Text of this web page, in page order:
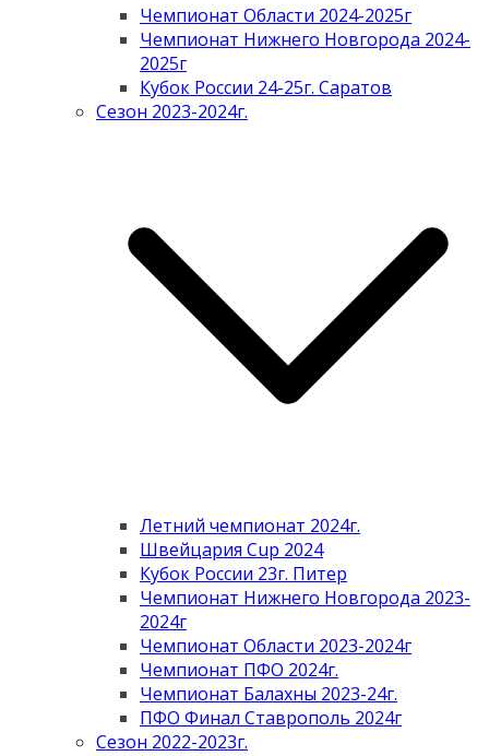
Чемпионат Области 2024-2025г
Чемпионат Нижнего Новгорода 2024-
2025г
Кубок России 24-25г. Саратов
Сезон 2023-2024г.
Летний чемпионат 2024г.
Швейцария Cup 2024
Кубок России 23г. Питер
Чемпионат Нижнего Новгорода 2023-
2024г
Чемпионат Области 2023-2024г
Чемпионат ПФО 2024г.
Чемпионат Балахны 2023-24г.
ПФО Финал Ставрополь 2024г
Сезон 2022-2023г.